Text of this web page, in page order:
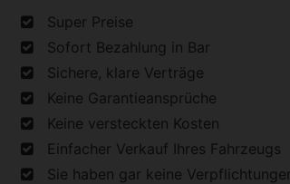
Super Preise
Sofort Bezahlung in Bar
Sichere, klare Verträge
Keine Garantieansprüche
Keine versteckten Kosten
Einfacher Verkauf Ihres Fahrzeugs
Sie haben gar keine